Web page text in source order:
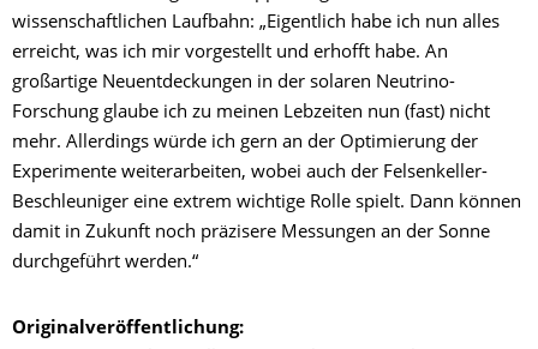
wissenschaftlichen Laufbahn: „Eigentlich habe ich nun alles
erreicht, was ich mir vorgestellt und erhofft habe. An
großartige Neuentdeckungen in der solaren Neutrino-
Forschung glaube ich zu meinen Lebzeiten nun (fast) nicht
mehr. Allerdings würde ich gern an der Optimierung der
Experimente weiterarbeiten, wobei auch der Felsenkeller-
Beschleuniger eine extrem wichtige Rolle spielt. Dann können
damit in Zukunft noch präzisere Messungen an der Sonne
durchgeführt werden.“
Originalveröffentlichung: